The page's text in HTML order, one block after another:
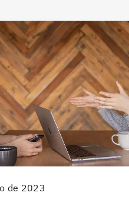
de 2023